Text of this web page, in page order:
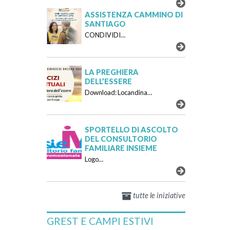
ASSISTENZA CAMMINO DI
SANTIAGO
CONDIVIDI…
LA PREGHIERA
DELL’ESSERE
Download: Locandina…
SPORTELLO DI ASCOLTO
DEL CONSULTORIO
FAMILIARE INSIEME
Logo…
tutte le iniziative
GREST E CAMPI ESTIVI